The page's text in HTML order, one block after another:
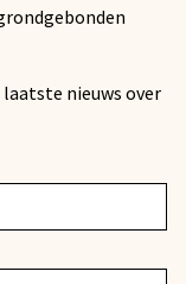
nieuws over